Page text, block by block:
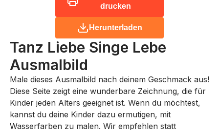
drucken
Herunterladen
Tanz Liebe Singe Lebe
Ausmalbild
Male dieses Ausmalbild nach deinem Geschmack aus!
Diese Seite zeigt eine wunderbare Zeichnung, die für
Kinder jeden Alters geeignet ist. Wenn du möchtest,
kannst du deine Kinder dazu ermutigen, mit
Wasserfarben zu malen. Wir empfehlen statt